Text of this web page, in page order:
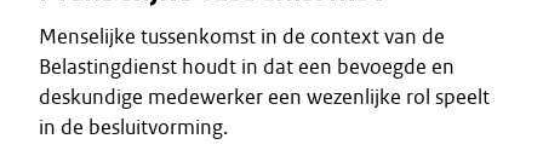
Menselijke tussenkomst in de context van de
Belastingdienst houdt in dat een bevoegde en
deskundige medewerker een wezenlijke rol speelt
in de besluitvorming.